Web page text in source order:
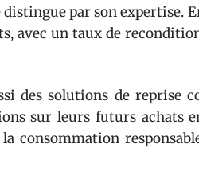
distingue par son expertise.
avec un taux de
des solutions de reprise
sur leurs futurs achats
consommation